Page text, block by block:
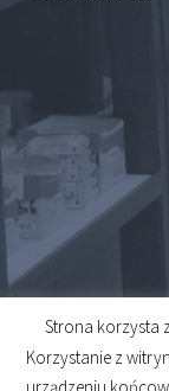
© 2026
Created byMidero
Strona korzysta
Korzystanie z